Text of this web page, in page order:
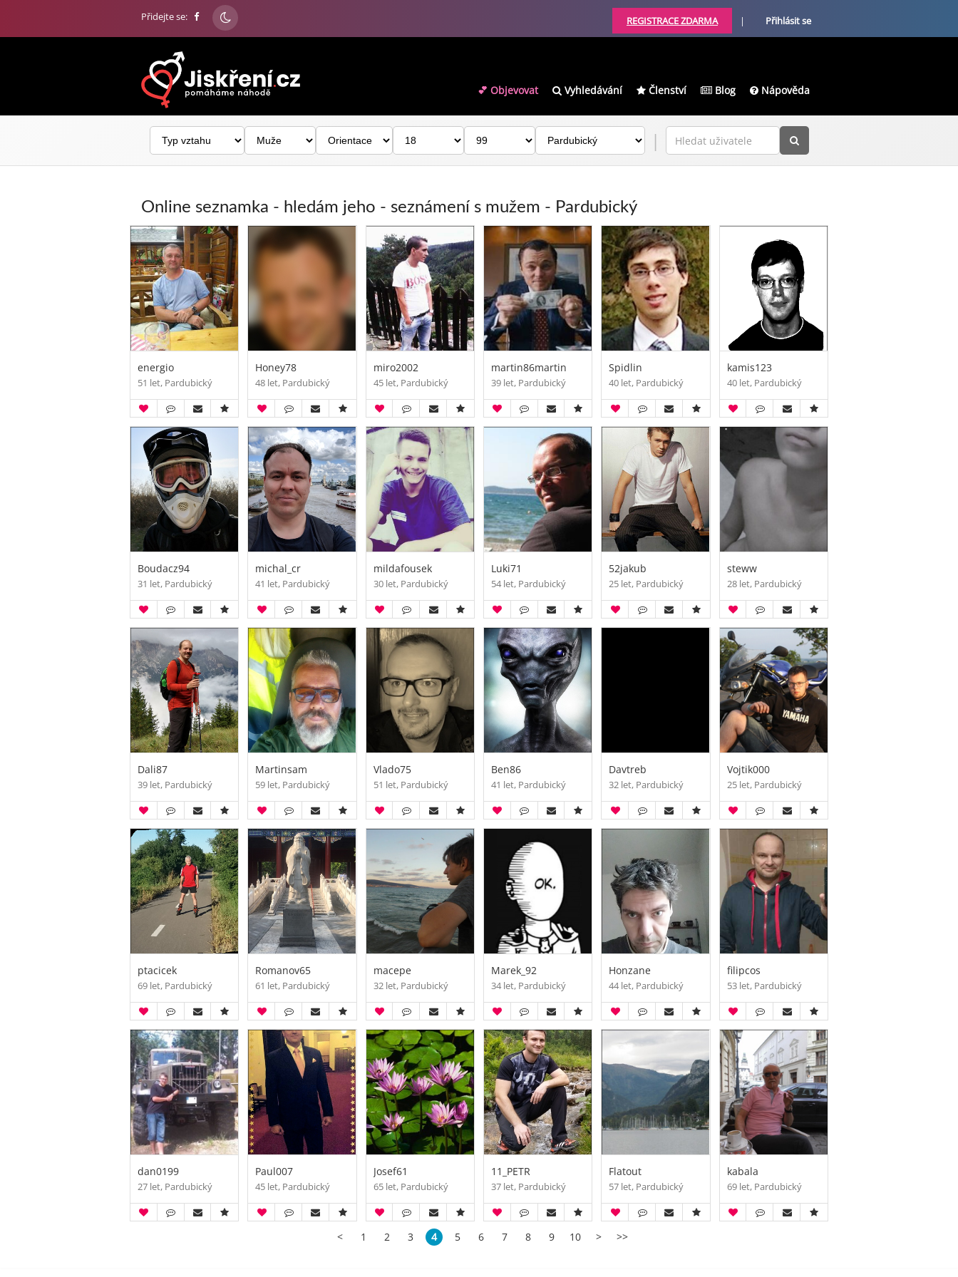
Přidejte se: REGISTRACE ZDARMA | Přihlásit se
💕 Objevovat Vyhledávání Členství Blog Nápověda
|
Online seznamka - hledám jeho - seznámení s mužem - Pardubický
energio
51 let, Pardubický
Honey78
48 let, Pardubický
miro2002
45 let, Pardubický
martin86martin
39 let, Pardubický
Spidlin
40 let, Pardubický
kamis123
40 let, Pardubický
Boudacz94
31 let, Pardubický
michal_cr
41 let, Pardubický
mildafousek
30 let, Pardubický
Luki71
54 let, Pardubický
52jakub
25 let, Pardubický
steww
28 let, Pardubický
Dali87
39 let, Pardubický
Martinsam
59 let, Pardubický
Vlado75
51 let, Pardubický
Ben86
41 let, Pardubický
Davtreb
32 let, Pardubický
Vojtik000
25 let, Pardubický
ptacicek
69 let, Pardubický
Romanov65
61 let, Pardubický
macepe
32 let, Pardubický
Marek_92
34 let, Pardubický
Honzane
44 let, Pardubický
filipcos
53 let, Pardubický
dan0199
27 let, Pardubický
Paul007
45 let, Pardubický
Josef61
65 let, Pardubický
11_PETR
37 let, Pardubický
Flatout
57 let, Pardubický
kabala
69 let, Pardubický
< 1 2 3 4 5 6 7 8 9 10 > >>